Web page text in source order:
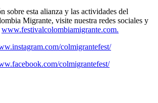
sobre esta alianza y las actividades del
Migrante, visite nuestra redes sociales y
www.festivalcolombiamigrante.com.
colmigrantefest/
colmigrantefest/